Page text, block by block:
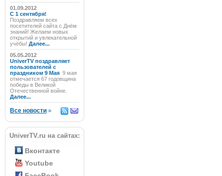
01.09.2012
C 1 сентября!
Поздравляем всех
посетителей сайта с Днём
знаний! Желаем новых
открытий и увлекательной
учёбы! Далее...
05.05.2012
UniverTV поздравляет
пользователей с
праздником 9 Мая 9 мая
отмечается 67 годовщина
победы в Великой
Отечественной войне.
Далее...
Все новости »
UniverTV.ru на сайтах:
Вконтакте
Youtube